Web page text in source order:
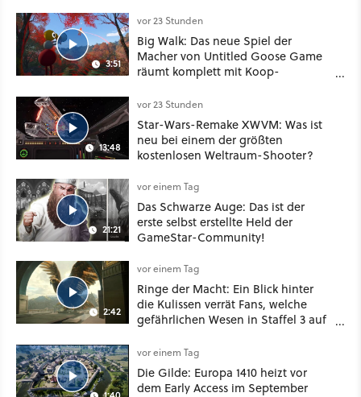
3:51
vor 23 Stunden
Big Walk: Das neue Spiel der
Macher von Untitled Goose Game
räumt komplett mit Koop-
13:48
vor 23 Stunden
Star-Wars-Remake XWVM: Was ist
neu bei einem der größten
kostenlosen Weltraum-Shooter?
21:21
vor einem Tag
Das Schwarze Auge: Das ist der
erste selbst erstellte Held der
GameStar-Community!
2:42
vor einem Tag
Ringe der Macht: Ein Blick hinter
die Kulissen verrät Fans, welche
gefährlichen Wesen in Staffel 3 auf
vor einem Tag
Die Gilde: Europa 1410 heizt vor
dem Early Access im September